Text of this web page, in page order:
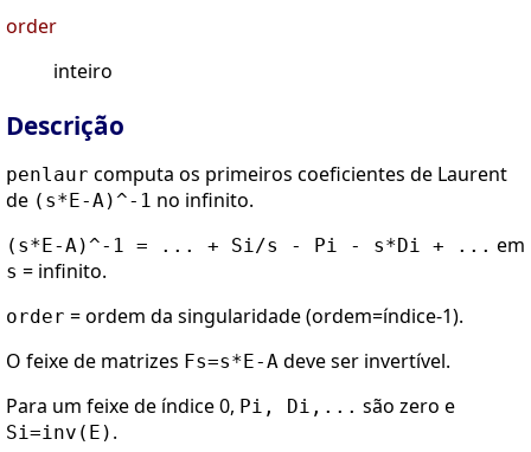
order
inteiro
Descrição
penlaur computa os primeiros coeficientes de Laurent
de (s*E-A)^-1 no infinito.
(s*E-A)^-1 = ... + Si/s - Pi - s*Di + ... em
s = infinito.
order = ordem da singularidade (ordem=índice-1).
O feixe de matrizes Fs=s*E-A deve ser invertível.
Para um feixe de índice 0, Pi, Di,... são zero e
Si=inv(E) .